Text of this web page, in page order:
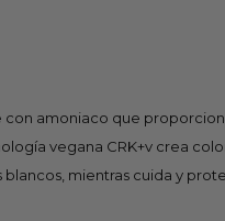
con amoniaco que
vegana CRK+v crea
mientras cuida y